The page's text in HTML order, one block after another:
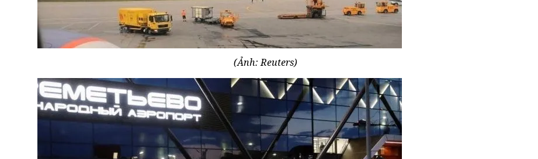
(Ảnh: Reuters)